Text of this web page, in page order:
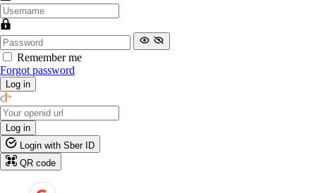
Remember me
Forgot password
Log in
Log in
Login with Sber ID
QR code